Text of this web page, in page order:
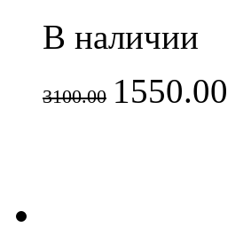
В наличии
3100.00 1550.00